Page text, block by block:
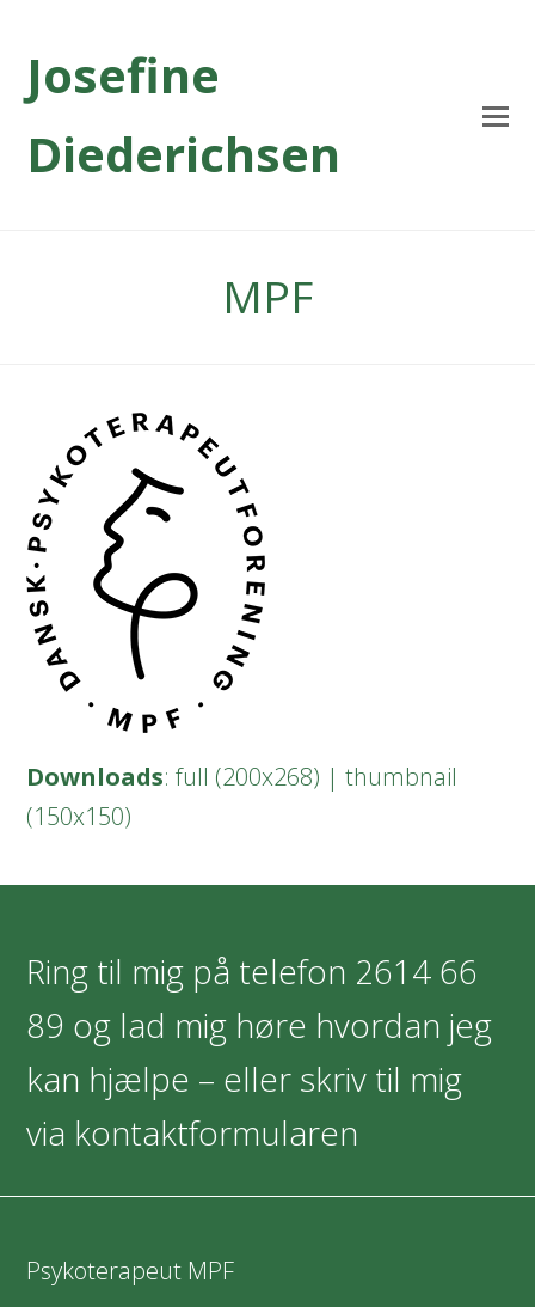
Josefine
Diederichsen
MPF
Downloads:full (200x268) |thumbnail
(150x150)
Ring til mig på telefon 2614 66
89 og lad mig høre hvordan jeg
kan hjælpe – eller skriv til mig
via kontaktformularen
Psykoterapeut MPF